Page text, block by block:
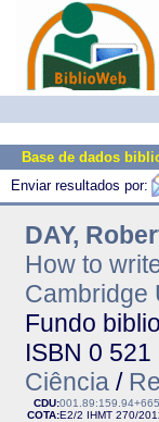
Base de dados
Enviar resultados por:
DAY,
How to
Cambridge
Fundo
ISBN 0
Ciência /
CDU:
COTA:E2/2 IHMT 270/